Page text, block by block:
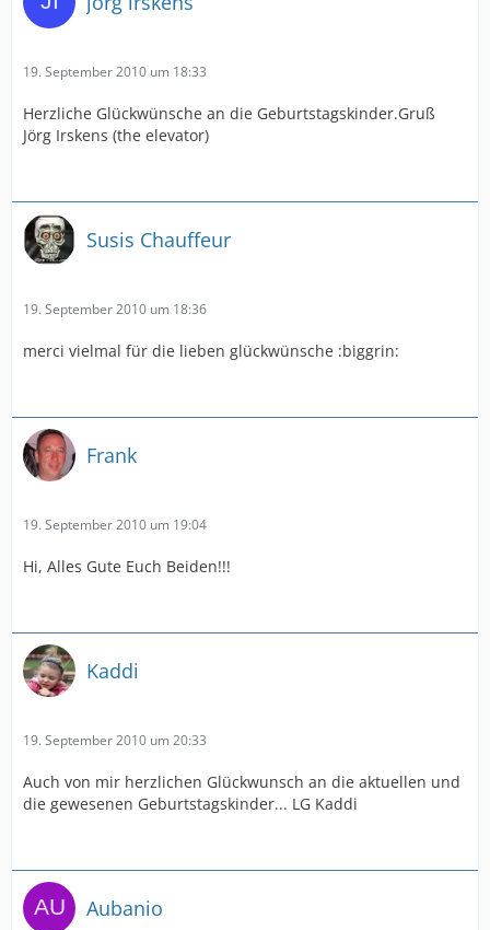
19. September 2010 um 18:33
Herzliche Glückwünsche an die Geburtstagskinder.Gruß
Jörg Irskens (the elevator)
Susis Chauffeur
19. September 2010 um 18:36
merci vielmal für die lieben glückwünsche :biggrin:
Frank
19. September 2010 um 19:04
Hi, Alles Gute Euch Beiden!!!
Kaddi
19. September 2010 um 20:33
Auch von mir herzlichen Glückwunsch an die aktuellen und
die gewesenen Geburtstagskinder... LG Kaddi
Aubanio